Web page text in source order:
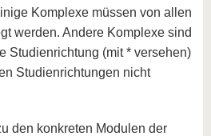
Komplexe müssen von allen
werden. Andere Komplexe sind
Studienrichtung (mit * versehen)
Studienrichtungen nicht
den konkreten Modulen der